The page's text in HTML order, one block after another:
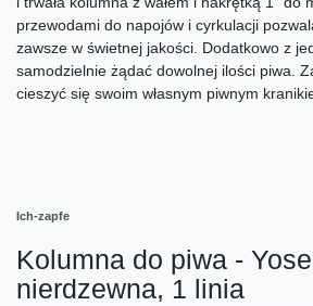
przewodami do napojów i cyrkulacji
zawsze w świetnej jakości. Dodatkowo z
samodzielnie żądać dowolnej ilości piwa.
cieszyć się swoim własnym piwnym
Ich-zapfe
Kolumna do piwa -
nierdzewna, 1 linia